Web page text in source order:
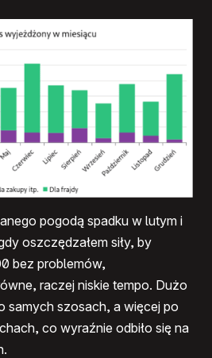
pogodą spadku w lutym i
oszczędzałem siły, by
bez problemów,
raczej niskie tempo. Dużo
samych szosach, a więcej po
co wyraźnie odbiło się na